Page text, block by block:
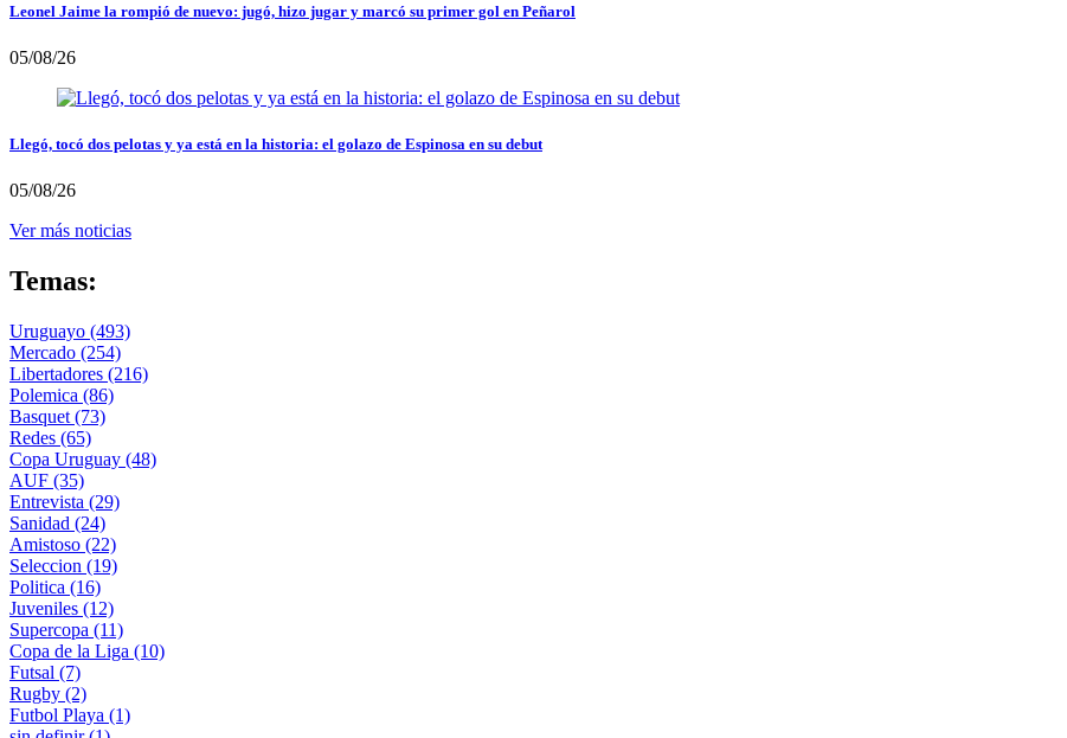
Leonel Jaime la rompió de nuevo: jugó, hizo jugar y marcó su primer gol en Peñarol
05/08/26
Llegó, tocó dos pelotas y ya está en la historia: el golazo de Espinosa en su debut
05/08/26
Ver más noticias
Temas:
Uruguayo (493)
Mercado (254)
Libertadores (216)
Polemica (86)
Basquet (73)
Redes (65)
Copa Uruguay (48)
AUF (35)
Entrevista (29)
Sanidad (24)
Amistoso (22)
Seleccion (19)
Politica (16)
Juveniles (12)
Supercopa (11)
Copa de la Liga (10)
Futsal (7)
Rugby (2)
Futbol Playa (1)